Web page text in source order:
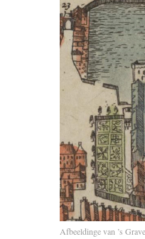
Afbeeldinge van ’s